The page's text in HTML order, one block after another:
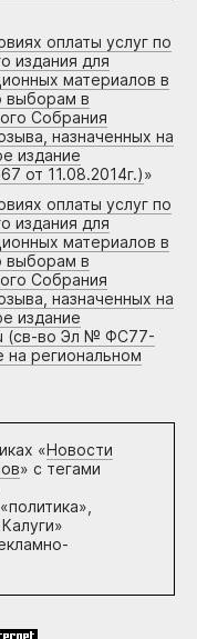
оплаты услуг по
издания для
материалов в
выборам в
Собрания
назначенных на
издание
от 11.08.2014г.)»
оплаты услуг по
издания для
материалов в
выборам в
Собрания
назначенных на
издание
(св-во Эл № ФС77-
на региональном
«Новости
» с тегами